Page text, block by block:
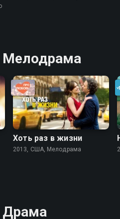
Хоть раз в жизни
2013, США, Мелодрама
Драма